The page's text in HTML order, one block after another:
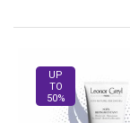
UP
TO
50%